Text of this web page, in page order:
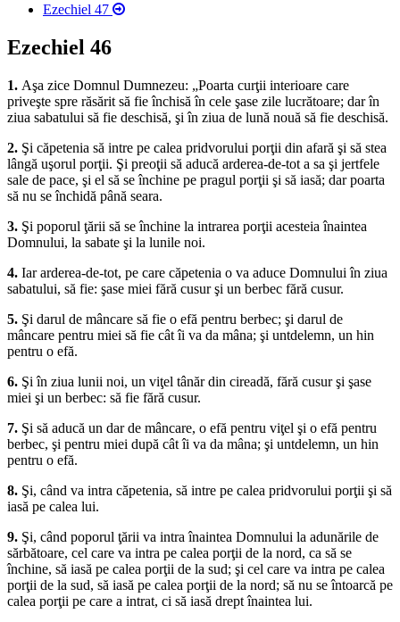
Ezechiel 47
Ezechiel 46
1. Aşa zice Domnul Dumnezeu: „Poarta curţii interioare care
priveşte spre răsărit să fie închisă în cele şase zile lucrătoare; dar în
ziua sabatului să fie deschisă, şi în ziua de lună nouă să fie deschisă.
2. Şi căpetenia să intre pe calea pridvorului porţii din afară şi să stea
lângă uşorul porţii. Şi preoţii să aducă arderea-de-tot a sa şi jertfele
sale de pace, şi el să se închine pe pragul porţii şi să iasă; dar poarta
să nu se închidă până seara.
3. Şi poporul ţării să se închine la intrarea porţii acesteia înaintea
Domnului, la sabate şi la lunile noi.
4. Iar arderea-de-tot, pe care căpetenia o va aduce Domnului în ziua
sabatului, să fie: şase miei fără cusur şi un berbec fără cusur.
5. Şi darul de mâncare să fie o efă pentru berbec; şi darul de
mâncare pentru miei să fie cât îi va da mâna; şi untdelemn, un hin
pentru o efă.
6. Şi în ziua lunii noi, un viţel tânăr din cireadă, fără cusur şi şase
miei şi un berbec: să fie fără cusur.
7. Şi să aducă un dar de mâncare, o efă pentru viţel şi o efă pentru
berbec, şi pentru miei după cât îi va da mâna; şi untdelemn, un hin
pentru o efă.
8. Şi, când va intra căpetenia, să intre pe calea pridvorului porţii şi să
iasă pe calea lui.
9. Şi, când poporul ţării va intra înaintea Domnului la adunările de
sărbătoare, cel care va intra pe calea porţii de la nord, ca să se
închine, să iasă pe calea porţii de la sud; şi cel care va intra pe calea
porţii de la sud, să iasă pe calea porţii de la nord; să nu se întoarcă pe
calea porţii pe care a intrat, ci să iasă drept înaintea lui.